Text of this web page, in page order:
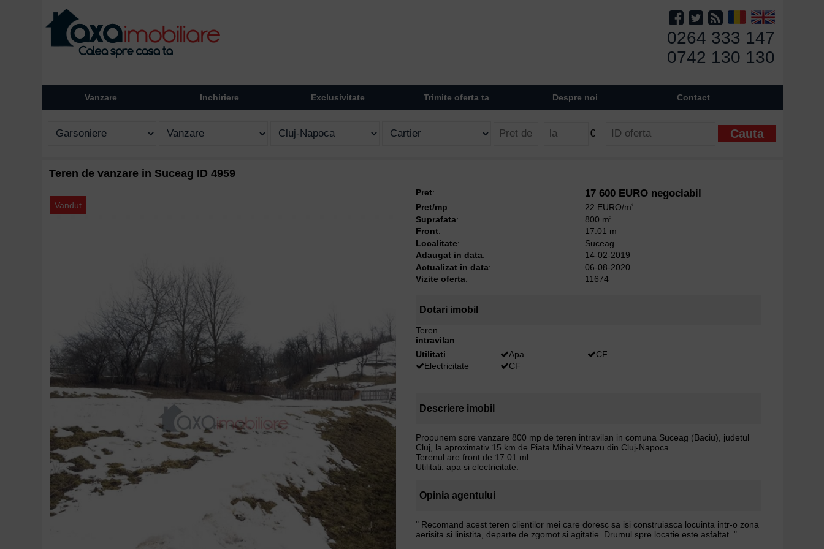
0264 333 147
0742 130 130
Vanzare Inchiriere Exclusivitate Trimite oferta ta Despre noi Contact
€
Teren de vanzare in Suceag ID 4959
Vandut
Pret: 17 600 EURO negociabil
Pret/mp: 22 EURO/m2
Suprafata: 800 m2
Front:
17.01 m
Localitate:
Suceag
Adaugat in data:
14-02-2019
Actualizat in data:
06-08-2020
Vizite oferta: 11674
Dotari imobil
Teren
intravilan
Utilitati
Apa
Electricitate
CF
CF
Descriere imobil
Propunem spre vanzare 800 mp de teren intravilan in comuna Suceag (Baciu), judetul
Cluj, la aproximativ 15 km de Piata Mihai Viteazu din Cluj-Napoca.
Terenul are front de 17.01 ml.
Utilitati: apa si electricitate.
Opinia agentului
" Recomand acest teren clientilor mei care doresc sa isi construiasca locuinta intr-o zona
aerisita si linistita, departe de zgomot si agitatie. Drumul spre locatie este asfaltat. "